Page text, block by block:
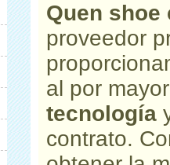
Quen
proveedor
al por
tecnología
contrato.